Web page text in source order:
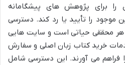
برای پژوهش های پیشگامانه
موجود را تأیید یا رد کند. دسترسی
هر محققی حیاتی است و سایت هایی
خرید کتاب زبان اصلی و سفارش
فراهم می آورند. این دسترسی شامل